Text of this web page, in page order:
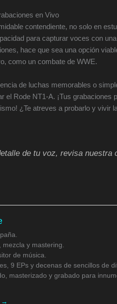
en Vivo
contendiente, no solo en
para capturar voces con
hace que sea una opción
como un combate de WWE.
de luchas memorables o
el Rode NT1-A. ¡Tus grabaciones
¿Te atreves a probarlo y vivir
de tu voz, revisa nuestra
mezcla y mastering.
de música.
9 EPs y decenas de sencillos de
masterizado y grabado para
→